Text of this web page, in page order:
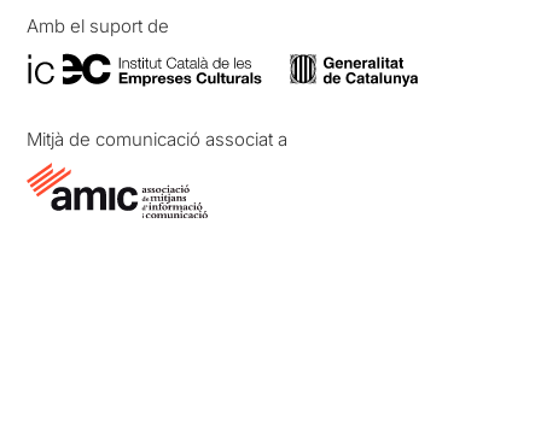
Amb el suport de
Mitjà de comunicació associat a